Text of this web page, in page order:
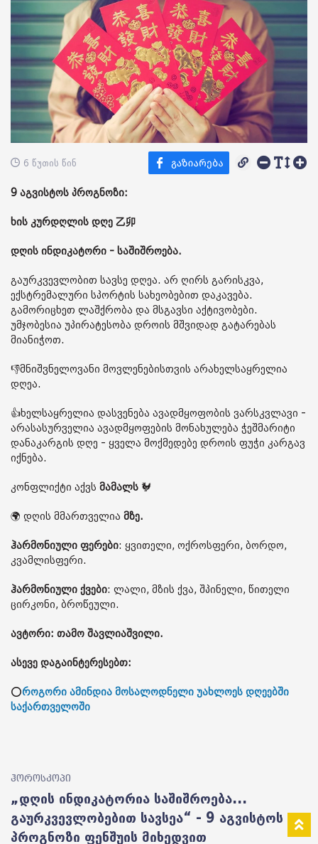
6 წუთის წინ
9 აგვისტოს პროგნოზი:
ხის კურდღლის დღე 乙卯
დღის ინდიკატორი - საშიშროება.
გაურკვევლობით სავსე დღეა. არ ღირს გარისკვა,
ექსტრემალური სპორტის სახეობებით დაკავება.
გამორიცხეთ ლაშქრობა და მსგავსი აქტივობები.
უმჯობესია უპირატესობა დროის მშვიდად გატარებას
მიანიჭოთ.
👎მნიშვნელოვანი მოვლენებისთვის არახელსაყრელია
დღეა.
👍ხელსაყრელია დასვენება ავადმყოფობის ვარსკვლავი -
არასასურველია ავადმყოფების მონახულება ჭეშმარიტი
დანაკარგის დღე - ყველა მოქმედებე დროის ფუჭი კარგავ
იქნება.
კონფლიქტი აქვს მამალს 🐓
🌍 დღის მმართველია მზე.
ჰარმონიული ფერები: ყვითელი, ოქროსფერი, ბორდო,
კვამლისფერი.
ჰარმონიული ქვები: ლალი, მზის ქვა, შპინელი, წითელი
ცირკონი, ბროწეული.
ავტორი: თამო შავლიაშვილი.
ასევე დაგაინტერესებთ:
⭕როგორი ამინდია მოსალოდნელი უახლოეს დღეებში
საქართველოში
ჰოროსკოპი
„დღის ინდიკატორია საშიშროება...
გაურკვევლობებით სავსეა“ - 9 აგვისტოს
პროგნოზი ფენშუის მიხედვით